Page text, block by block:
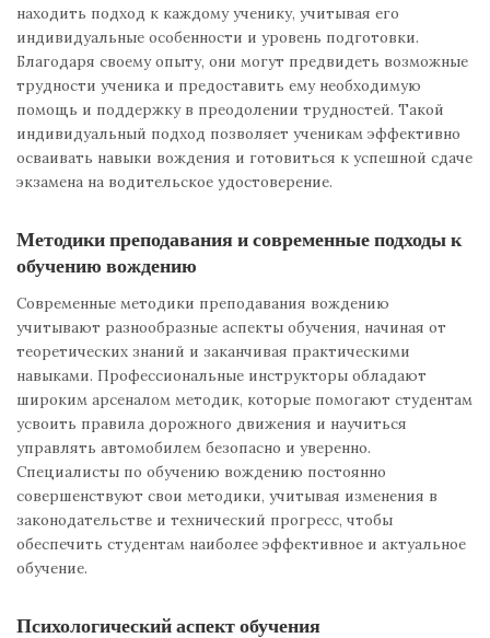
находить подход к каждому ученику, учитывая его
индивидуальные особенности и уровень подготовки.
Благодаря своему опыту, они могут предвидеть возможные
трудности ученика и предоставить ему необходимую
помощь и поддержку в преодолении трудностей. Такой
индивидуальный подход позволяет ученикам эффективно
осваивать навыки вождения и готовиться к успешной сдаче
экзамена на водительское удостоверение.
Методики преподавания и современные подходы к
обучению вождению
Современные методики преподавания вождению
учитывают разнообразные аспекты обучения, начиная от
теоретических знаний и заканчивая практическими
навыками. Профессиональные инструкторы обладают
широким арсеналом методик, которые помогают студентам
усвоить правила дорожного движения и научиться
управлять автомобилем безопасно и уверенно.
Специалисты по обучению вождению постоянно
совершенствуют свои методики, учитывая изменения в
законодательстве и технический прогресс, чтобы
обеспечить студентам наиболее эффективное и актуальное
обучение.
Психологический аспект обучения